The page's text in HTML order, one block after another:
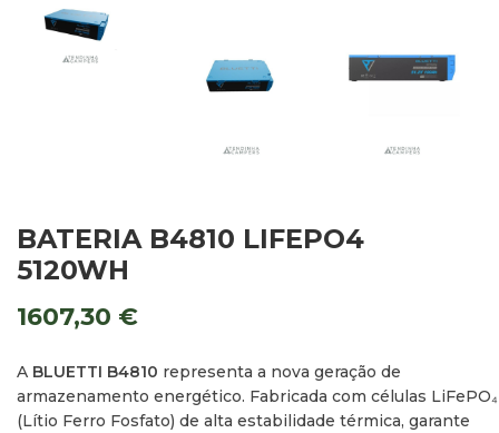
BATERIA B4810 LIFEPO4
5120WH
1607,30 €
A BLUETTI B4810 representa a nova geração de
armazenamento energético. Fabricada com células LiFePO₄
(Lítio Ferro Fosfato) de alta estabilidade térmica, garante